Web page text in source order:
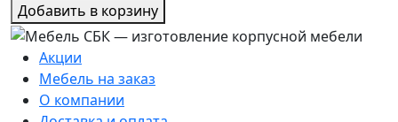
Добавить в корзину
Акции
Мебель на заказ
О компании